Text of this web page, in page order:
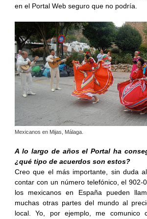
en el Portal Web seguro que no podría.
Mexicanos en Mijas, Málaga.
A lo largo de años el Portal ha
¿qué tipo de acuerdos son estos?
Creo que el más importante, sin duda
contar con un número telefónico, el 902-
los mexicanos en España pueden
muchas otras partes del mundo al
local. Yo, por ejemplo, me comunico